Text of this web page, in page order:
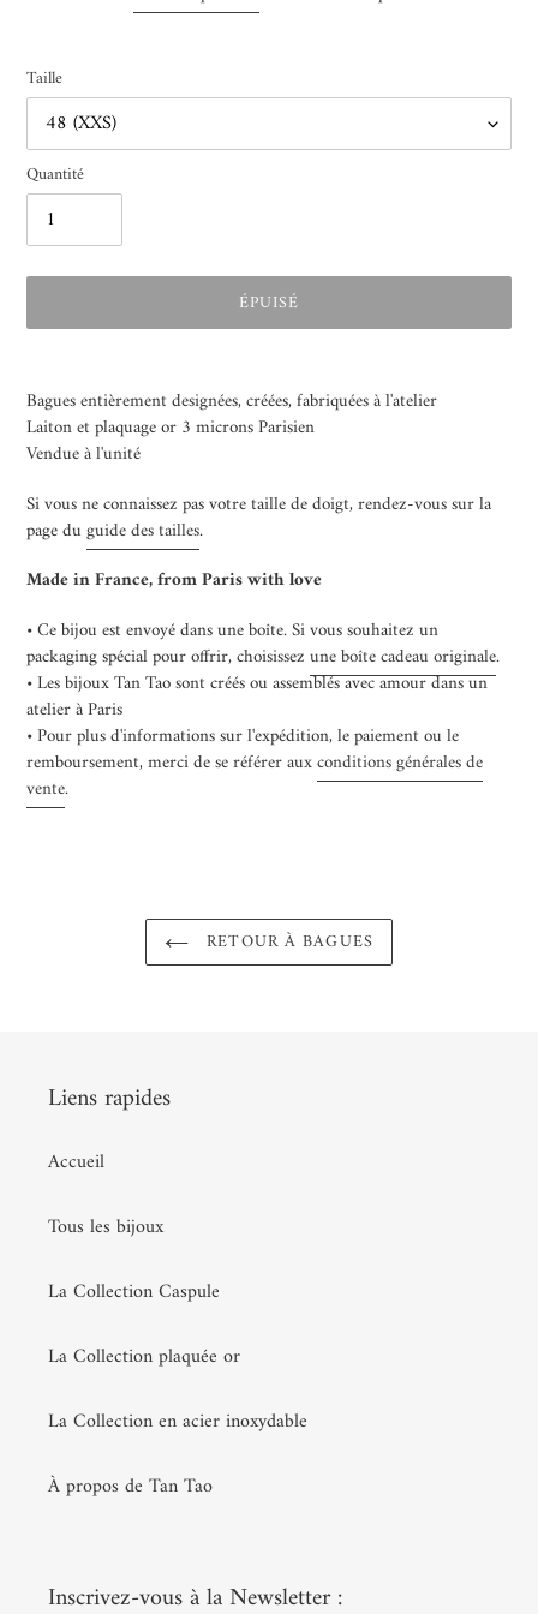
Taille
Quantité
ÉPUISÉ
d'un
produit
à
panier
Bagues entièrement designées, créées, fabriquées à l'atelier
Laiton et plaquage or 3 microns Parisien
Vendue à l'unité
Si vous ne connaissez pas votre taille de doigt, rendez-vous sur la
page duguide des tailles.
Made in France, from Paris with love
• Ce bijou est envoyé dans une boîte. Si vous souhaitez un
packaging spécial pour offrir, choisissezune boîte cadeau originale.
• Les bijoux Tan Tao sont créés ou assemblés avec amour dans un
atelier à Paris
• Pour plus d'informations sur l'expédition, le paiement ou le
remboursement, merci de se référer auxconditions générales de
vente.
RETOUR À BAGUES
Liens rapides
Accueil
Tous les bijoux
La Collection Caspule
La Collection plaquée or
La Collection en acier inoxydable
À propos de Tan Tao
Inscrivez-vous à la Newsletter :